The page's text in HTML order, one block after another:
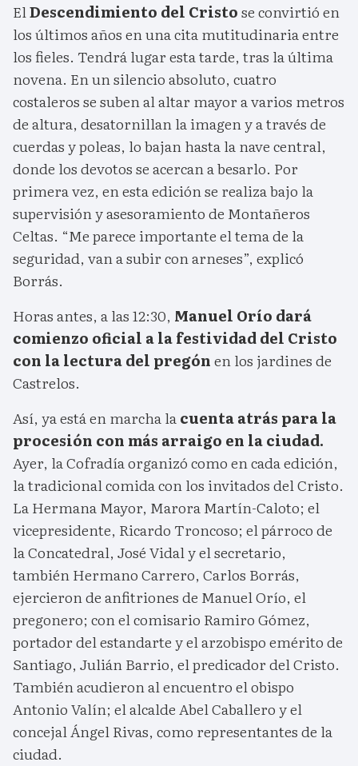
ElDescendimiento del Cristose convirtió en
los últimos años en una cita mutitudinaria entre
los fieles. Tendrá lugar esta tarde, tras la última
novena. En un silencio absoluto, cuatro
costaleros se suben al altar mayor a varios metros
de altura, desatornillan la imagen y a través de
cuerdas y poleas, lo bajan hasta la nave central,
donde los devotos se acercan a besarlo. Por
primera vez, en esta edición se realiza bajo la
supervisión y asesoramiento de Montañeros
Celtas. “Me parece importante el tema de la
seguridad, van a subir con arneses”, explicó
Borrás.
Horas antes, a las 12:30, Manuel Orío dará
comienzo oficial a la festividad del Cristo
con la lectura del pregónen los jardines de
Castrelos.
Así, ya está en marcha lacuenta atrás para la
procesión con más arraigo en la ciudad.
Ayer, la Cofradía organizó como en cada edición,
la tradicional comida con los invitados del Cristo.
La Hermana Mayor, Marora Martín-Caloto; el
vicepresidente, Ricardo Troncoso; el párroco de
la Concatedral, José Vidal y el secretario,
también Hermano Carrero, Carlos Borrás,
ejercieron de anfitriones de Manuel Orío, el
pregonero; con el comisario Ramiro Gómez,
portador del estandarte y el arzobispo emérito de
Santiago, Julián Barrio, el predicador del Cristo.
También acudieron al encuentro el obispo
Antonio Valín; el alcalde Abel Caballero y el
concejal Ángel Rivas, como representantes de la
ciudad.